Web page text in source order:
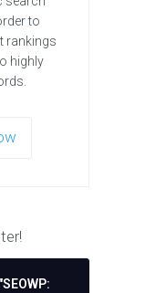
to
rankings
highly
"SEOWP: